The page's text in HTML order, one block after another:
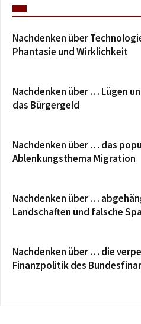
Nachdenken über
Phantasie und Wirklichkeit
Nachdenken über … Lügen
das Bürgergeld
Nachdenken über … das
Ablenkungsthema Migration
Nachdenken über …
Landschaften und falsche
Nachdenken über … die
Finanzpolitik des